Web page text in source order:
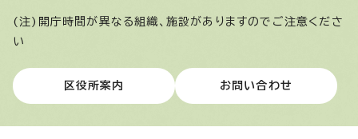
(注)開庁時間が異なる組織、施設がありますのでご注意くださ
い
区役所案内 お問い合わせ